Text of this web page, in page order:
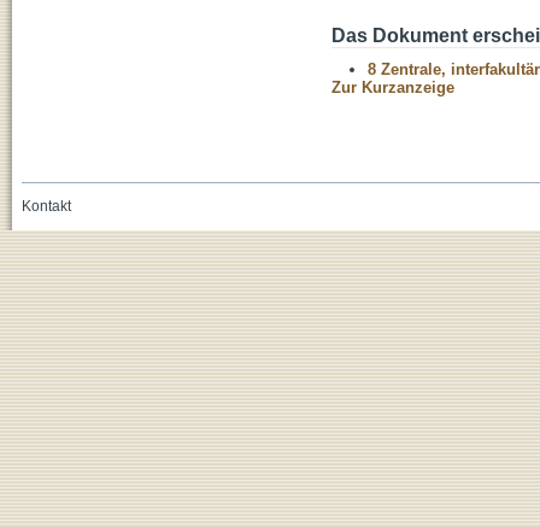
Das Dokument
8 Zentrale,
Zur Kurzanzeige
Kontakt